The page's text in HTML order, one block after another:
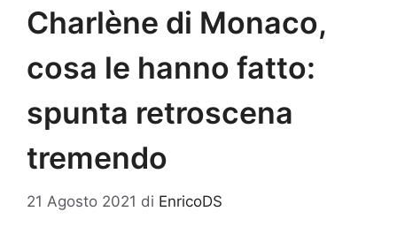
Charlène di Monaco,
cosa le hanno fatto:
spunta retroscena
tremendo
21 Agosto 2021 di EnricoDS